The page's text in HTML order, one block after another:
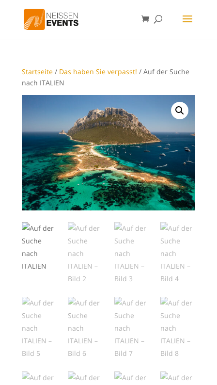
Startseite / Das haben Sie verpasst! / Auf der Suche
nach ITALIEN